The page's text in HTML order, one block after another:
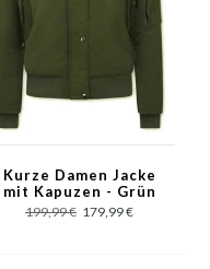
Kurze Damen Jacke
mit Kapuzen - Grün
199,99 € 179,99 €